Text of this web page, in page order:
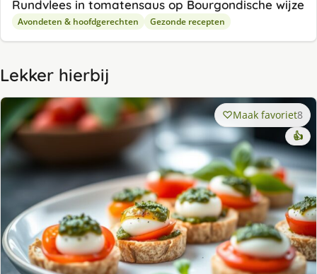
Rundvlees in tomatensaus op Bourgondische wijze
Avondeten & hoofdgerechten Gezonde recepten
Lekker hierbij
Maak favoriet8
👍